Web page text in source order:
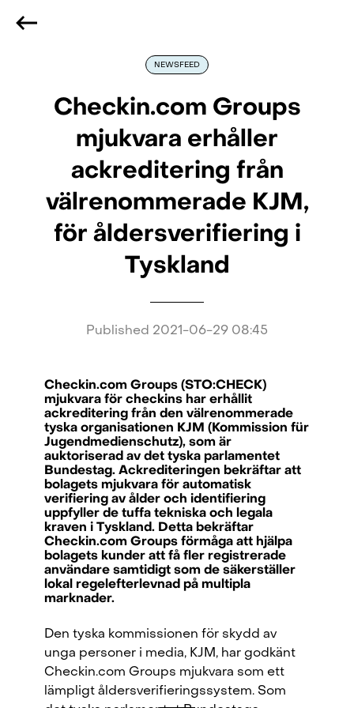
We are hiring
NEWSFEED
Checkin.com Groups
mjukvara erhåller
ackreditering från
välrenommerade KJM,
för åldersverifiering i
Tyskland
Published 2021-06-29 08:45
Checkin.com Groups (STO:CHECK)
mjukvara för checkins har erhållit
ackreditering från den välrenommerade
tyska organisationen KJM (Kommission für
Jugendmedienschutz), som är
auktoriserad av det tyska parlamentet
Bundestag. Ackrediteringen bekräftar att
bolagets mjukvara för automatisk
verifiering av ålder och identifiering
uppfyller de tuffa tekniska och legala
kraven i Tyskland. Detta bekräftar
Checkin.com Groups förmåga att hjälpa
bolagets kunder att få fler registrerade
användare samtidigt som de säkerställer
lokal regelefterlevnad på multipla
marknader.
Den tyska kommissionen för skydd av
unga personer i media, KJM, har godkänt
Checkin.com Groups mjukvara som ett
lämpligt åldersverifieringssystem. Som
Checkin.com Group AB, Grev Turegatan 30, 114 38 Stockholm, Sweden
hello@checkin.com